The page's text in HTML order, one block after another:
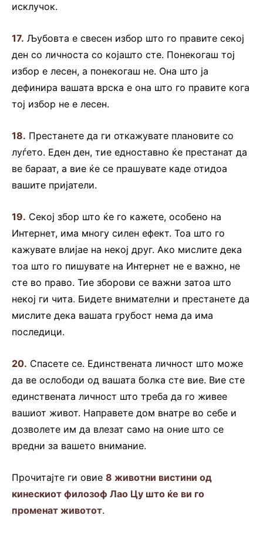
исклучок.
17. Љубовта е свесен избор што го правите секој
ден со личноста со којашто сте. Понекогаш тој
избор е лесен, а понекогаш не. Она што ја
дефинира вашата врска е она што го правите кога
тој избор не е лесен.
18. Престанете да ги откажувате плановите со
луѓето. Еден ден, тие едноставно ќе престанат да
ве бараат, а вие ќе се прашувате каде отидоа
вашите пријатели.
19. Секој збор што ќе го кажете, особено на
Интернет, има многу силен ефект. Тоа што го
кажувате влијае на некој друг. Ако мислите дека
тоа што го пишувате на Интернет не е важно, не
сте во право. Тие зборови се важни затоа што
некој ги чита. Бидете внимателни и престанете да
мислите дека вашата грубост нема да има
последици.
20. Спасете се. Единствената личност што може
да ве ослободи од вашата болка сте вие. Вие сте
единствената личност што треба да го живее
вашиот живот. Направете дом внатре во себе и
дозволете им да влезат само на оние што се
вредни за вашето внимание.
Прочитајте ги овие 8 животни вистини од
кинескиот филозоф Лао Цу што ќе ви го
променат животот.